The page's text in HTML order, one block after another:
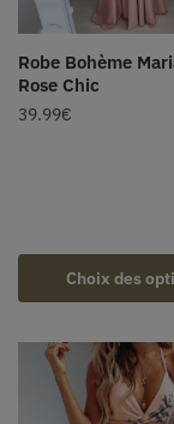
Robe Bohème
Rose Chic
39.99€
Choix des